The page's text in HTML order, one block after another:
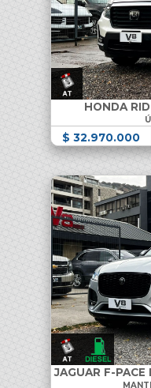
HONDA
$ 32.970.000
JAGUAR F-PACE